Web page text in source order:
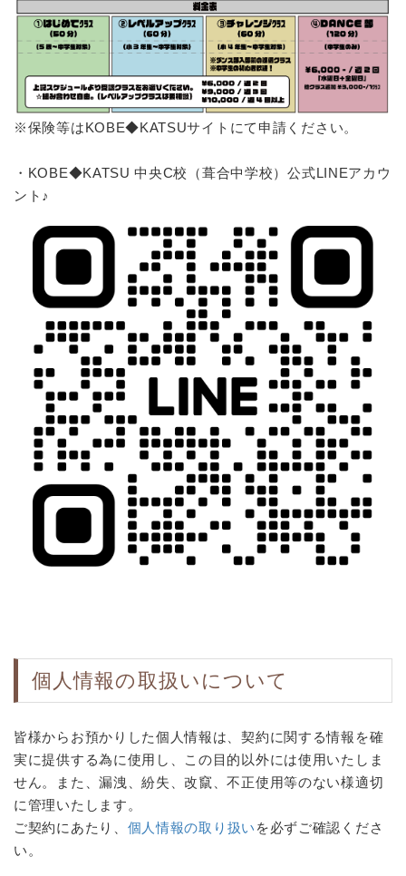
※保険等はKOBE◆KATSUサイトにて申請ください。
・KOBE◆KATSU 中央C校（葺合中学校）公式LINEアカウ
ント♪
個人情報の取扱いについて
皆様からお預かりした個人情報は、契約に関する情報を確
実に提供する為に使用し、この目的以外には使用いたしま
せん。また、漏洩、紛失、改竄、不正使用等のない様適切
に管理いたします。
ご契約にあたり、 個人情報の取り扱い を必ずご確認くださ
い。